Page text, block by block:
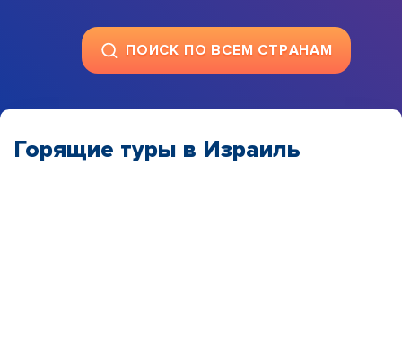
ПОИСК ПО ВСЕМ СТРАНАМ
Горящие туры в Израиль